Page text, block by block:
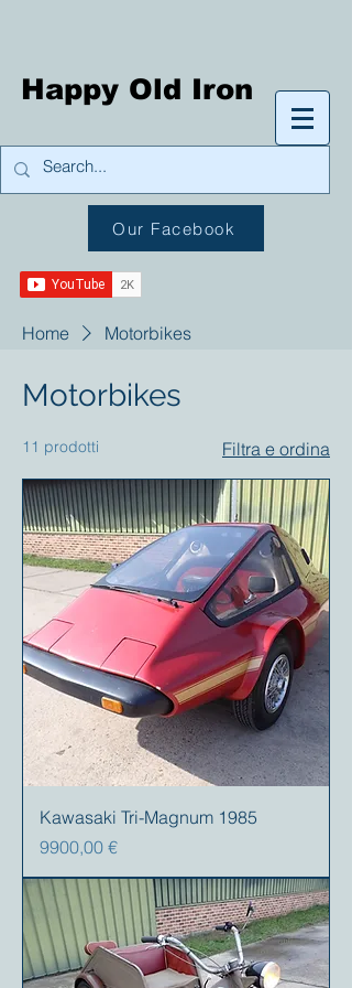
Happy Old Iron
Our Facebook
Home Motorbikes
Motorbikes
11 prodotti Filtra e ordina
Kawasaki Tri-Magnum 1985
Prezzo
9900,00 €